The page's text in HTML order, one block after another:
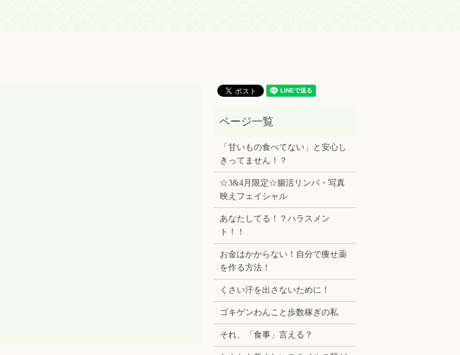
「甘いもの食べてない」と安心し
きってません！？
☆3&4月限定☆腸活リンパ・写真
映えフェイシャル
あなたしてる！？ハラスメン
ト！！
お金はかからない！自分で痩せ薬
を作る方法！
くさい汗を出さないために！
ゴキゲンわんこと歩数稼ぎの私
それ、「食事」言える？